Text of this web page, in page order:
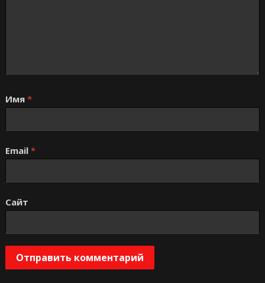
Имя *
Email *
Сайт